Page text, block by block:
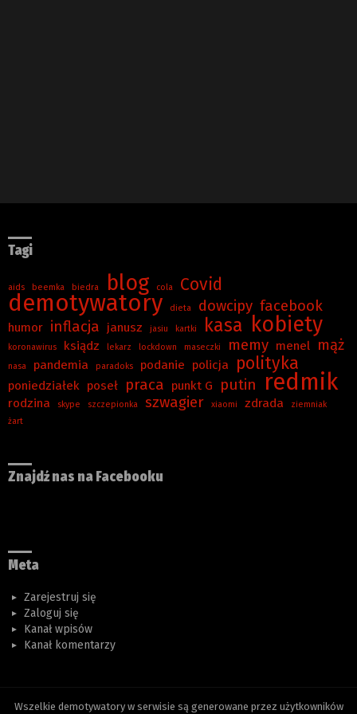
Tagi
aids beemka biedra blog cola Covid
demotywatory dieta dowcipy facebook
humor inflacja janusz jasiu kartki kasa kobiety
koronawirus ksiądz lekarz lockdown maseczki memy menel mąż
nasa pandemia paradoks podanie policja polityka
poniedziałek poseł praca punkt G putin redmik
rodzina skype szczepionka szwagier xiaomi zdrada
ziemniak
żart
Znajdź nas na Facebooku
Meta
Zarejestruj się
Zaloguj się
Kanał wpisów
Kanał komentarzy
Wszelkie demotywatory w serwisie są generowane przez użytkowników